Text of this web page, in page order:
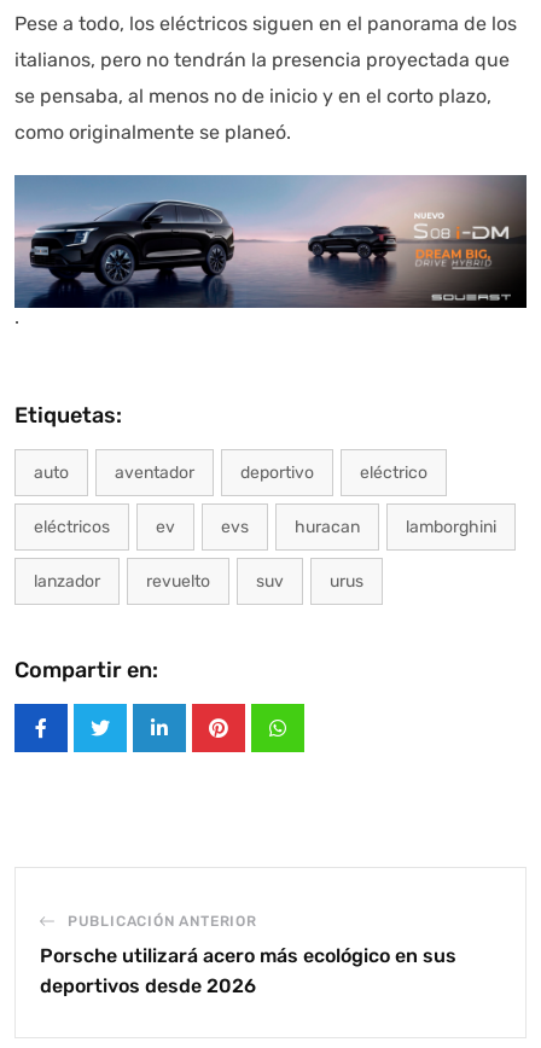
Pese a todo, los eléctricos siguen en el panorama de los
italianos, pero no tendrán la presencia proyectada que
se pensaba, al menos no de inicio y en el corto plazo,
como originalmente se planeó.
.
Etiquetas:
auto aventador deportivo eléctrico
eléctricos ev evs huracan lamborghini
lanzador revuelto suv urus
Compartir en:
LinkedInPinterestWhatsapp
PUBLICACIÓN ANTERIOR
Porsche utilizará acero más ecológico en sus
deportivos desde 2026